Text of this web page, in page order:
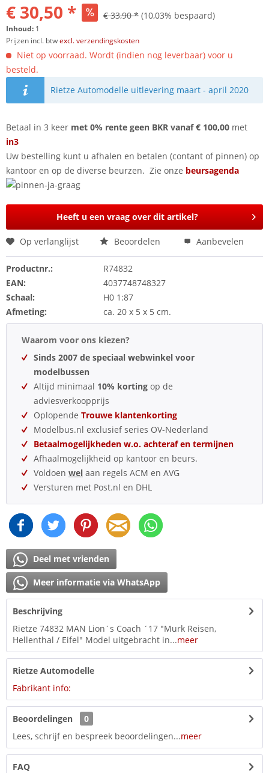
€ 30,50 * € 33,90 * (10,03% bespaard)
Inhoud: 1
Prijzen incl. btwexcl. verzendingskosten
Niet op voorraad. Wordt (indien nog leverbaar) voor u
besteld.
Rietze Automodelle uitlevering maart - april 2020
Betaal in 3 keer met 0% rente geen BKR vanaf € 100,00 met
in3
Uw bestelling kunt u afhalen en betalen (contant of pinnen) op
kantoor en op de diverse beurzen. Zie onze beursagenda
Heeft u een vraag over dit artikel?
Op verlanglijst Beoordelen Aanbevelen
Productnr.:
R74832
EAN:
4037748748327
Schaal:
H0 1:87
Afmeting:
ca. 20 x 5 x 5 cm.
Waarom voor ons kiezen?
Sinds 2007 de speciaal webwinkel voor
modelbussen
Altijd minimaal 10% korting op de
adviesverkoopprijs
Oplopende Trouwe klantenkorting
Modelbus.nl exclusief series OV-Nederland
Betaalmogelijkheden w.o. achteraf en termijnen
Afhaalmogelijkheid op kantoor en beurs.
Voldoen wel aan regels ACM en AVG
Versturen met Post.nl en DHL
Deel met vrienden
Meer informatie via WhatsApp
Beschrijving
Rietze 74832 MAN Lion´s Coach ´17 "Murk Reisen,
Hellenthal / Eifel" Model uitgebracht in...meer
Rietze Automodelle
Fabrikant info:
Beoordelingen
0
Lees, schrijf en bespreek beoordelingen...meer
FAQ